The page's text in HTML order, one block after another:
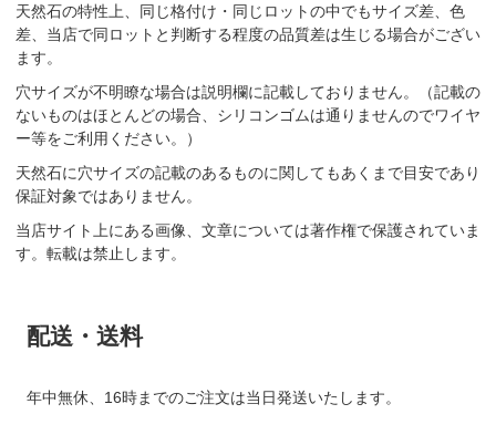
天然石の特性上、同じ格付け・同じロットの中でもサイズ差、色
差、当店で同ロットと判断する程度の品質差は生じる場合がござい
ます。
穴サイズが不明瞭な場合は説明欄に記載しておりません。（記載の
ないものはほとんどの場合、シリコンゴムは通りませんのでワイヤ
ー等をご利用ください。）
天然石に穴サイズの記載のあるものに関してもあくまで目安であり
保証対象ではありません。
当店サイト上にある画像、文章については著作権で保護されていま
す。転載は禁止します。
配送・送料
年中無休、16時までのご注文は当日発送いたします。